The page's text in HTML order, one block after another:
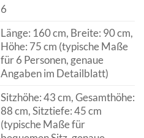
6
Länge: 160 cm, Breite: 90 cm,
Höhe: 75 cm (typische Maße
für 6 Personen, genaue
Angaben im Detailblatt)
Sitzhöhe: 43 cm, Gesamthöhe:
88 cm, Sitztiefe: 45 cm
(typische Maße für